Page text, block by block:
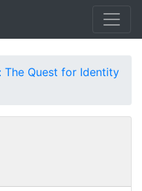
The Quest for Identity